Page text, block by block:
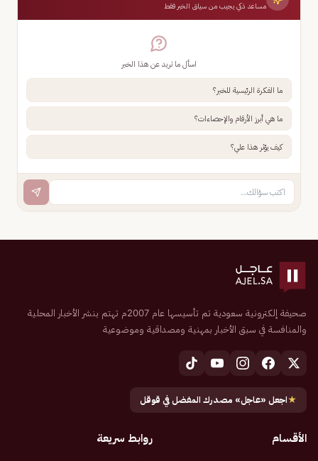
مساعد ذكي يجيب من سياق الخبر فقط
اسأل ما تريد عن هذا الخبر
ما الفكرة الرئيسية للخبر؟
ما هي أبرز الأرقام والإحصاءات؟
كيف يؤثر هذا علي؟
صحيفة إلكترونية سعودية تم تأسيسها عام 2007م تهتم بنشر الأخبار المحلية
والمنافسة في سبق الأخبار بمهنية ومصداقية وموضوعية
★اجعل «عاجل» مصدرك المفضل في قوقل
الأقسام روابط سريعة